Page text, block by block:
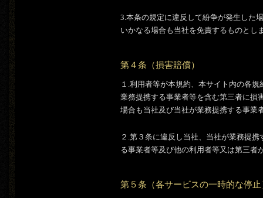
3.本条の規定に違反して紛争が発生した
いかなる場合も当社を免責するものとし
第４条（損害賠償）
１.利用者等が本規約、本サイト内の各
業務提携する事業者等を含む第三者に損
場合も当社及び当社が業務提携する事業
２.第３条に違反し当社、当社が業務提
る事業者等及び他の利用者等又は第三者
第５条（各サービスの一時的な停止